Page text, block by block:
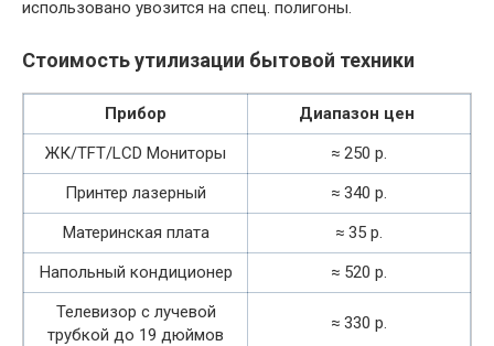
использовано увозится на спец. полигоны.
Стоимость утилизации бытовой техники
Прибор
Диапазон цен
ЖК/TFT/LCD Мониторы
≈ 250 р.
Принтер лазерный
≈ 340 р.
Материнская плата
≈ 35 р.
Напольный кондиционер
≈ 520 р.
Телевизор с лучевой
трубкой до 19 дюймов
≈ 330 р.